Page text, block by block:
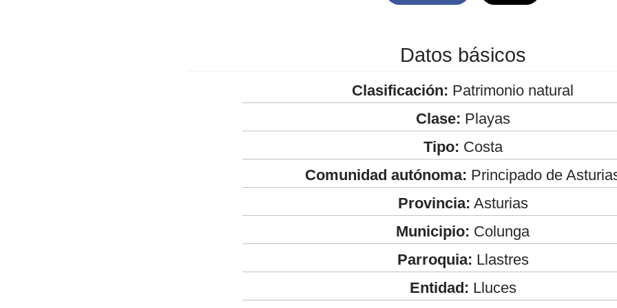
Datos básicos
Clasificación: Patrimonio natural
Clase: Playas
Tipo: Costa
Comunidad autónoma: Principado de
Provincia: Asturias
Municipio: Colunga
Parroquia: Llastres
Entidad: Lluces